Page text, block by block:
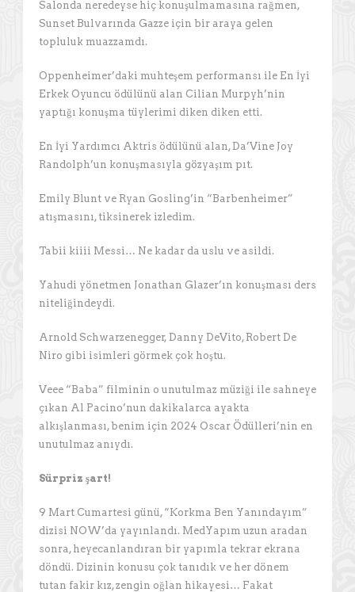
Salonda neredeyse hiç konuşulmamasına rağmen,
Sunset Bulvarında Gazze için bir araya gelen
topluluk muazzamdı.
Oppenheimer’daki muhteşem performansı ile En İyi
Erkek Oyuncu ödülünü alan Cilian Murpyh’nin
yaptığı konuşma tüylerimi diken diken etti.
En İyi Yardımcı Aktris ödülünü alan, Da’Vine Joy
Randolph’un konuşmasıyla gözyaşım pıt.
Emily Blunt ve Ryan Gosling’in “Barbenheimer”
atışmasını, tiksinerek izledim.
Tabii kiiii Messi… Ne kadar da uslu ve asildi.
Yahudi yönetmen Jonathan Glazer’ın konuşması ders
niteliğindeydi.
Arnold Schwarzenegger, Danny DeVito, Robert De
Niro gibi isimleri görmek çok hoştu.
Veee “Baba” filminin o unutulmaz müziği ile sahneye
çıkan Al Pacino’nun dakikalarca ayakta
alkışlanması, benim için 2024 Oscar Ödülleri’nin en
unutulmaz anıydı.
Sürpriz şart!
9 Mart Cumartesi günü, “Korkma Ben Yanındayım”
dizisi NOW’da yayınlandı. MedYapım uzun aradan
sonra, heyecanlandıran bir yapımla tekrar ekrana
döndü. Dizinin konusu çok tanıdık ve her dönem
tutan fakir kız, zengin oğlan hikayesi… Fakat